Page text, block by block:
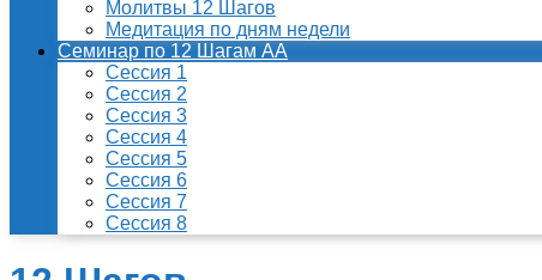
Молитвы 12 Шагов
Медитация по дням недели
Семинар по 12 Шагам АА
Сессия 1
Сессия 2
Сессия 3
Сессия 4
Сессия 5
Сессия 6
Сессия 7
Сессия 8